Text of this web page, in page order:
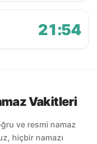
21:54
Vakitleri
ve resmi namaz
hiçbir namazı